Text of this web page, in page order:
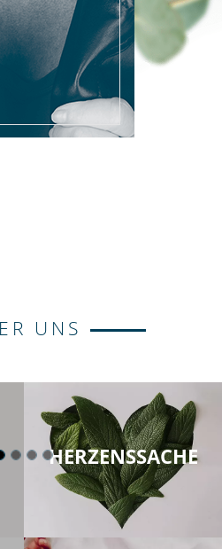
UNS
HERZENSSACHE